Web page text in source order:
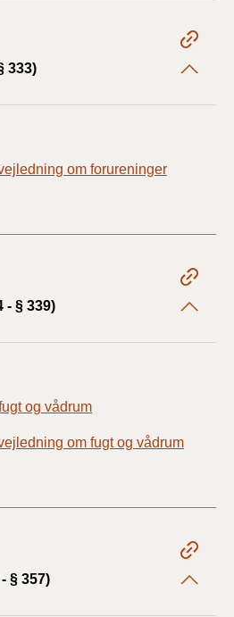
333)
om forureninger
- § 339)
og vådrum
om fugt og vådrum
§ 357)